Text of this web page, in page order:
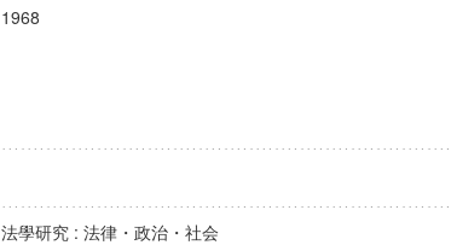
1968
法學研究 : 法律・政治・社会